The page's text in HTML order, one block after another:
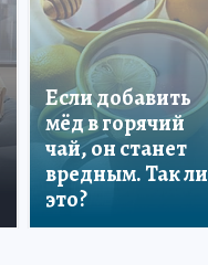
Если добавить
мёд в горячий
чай, он станет
вредным. Так ли
это?